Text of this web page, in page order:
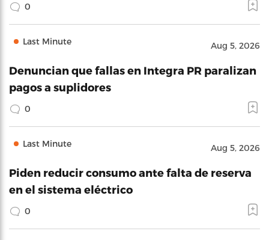
0
Last Minute Aug 5, 2026
Denuncian que fallas en Integra PR paralizan
pagos a suplidores
0
Last Minute Aug 5, 2026
Piden reducir consumo ante falta de reserva
en el sistema eléctrico
0